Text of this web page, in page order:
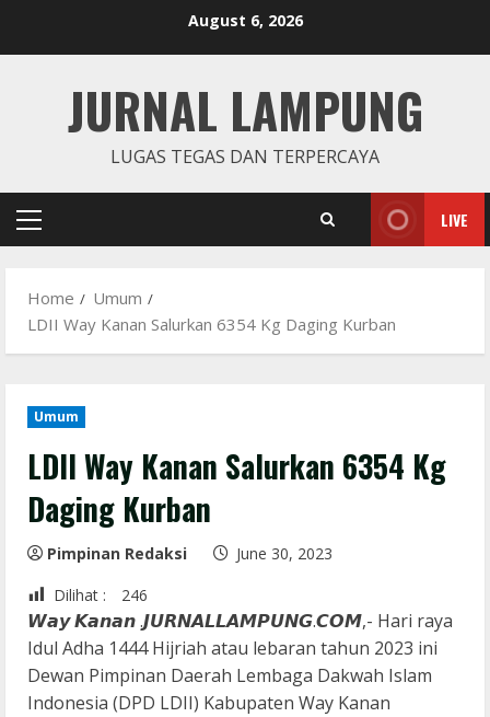
August 6, 2026
JURNAL LAMPUNG
LUGAS TEGAS DAN TERPERCAYA
Primary
LIVE
Home
Umum
LDII Way Kanan Salurkan 6354 Kg Daging Kurban
Umum
LDII Way Kanan Salurkan 6354 Kg
Daging Kurban
Pimpinan Redaksi
June 30, 2023
Dilihat :
246
𝙒𝙖𝙮 𝙆𝙖𝙣𝙖𝙣 .𝙅𝙐𝙍𝙉𝘼𝙇𝙇𝘼𝙈𝙋𝙐𝙉𝙂.𝘾𝙊𝙈,- Hari raya
Idul Adha 1444 Hijriah atau lebaran tahun 2023 ini
Dewan Pimpinan Daerah Lembaga Dakwah Islam
Indonesia (DPD LDII) Kabupaten Way Kanan